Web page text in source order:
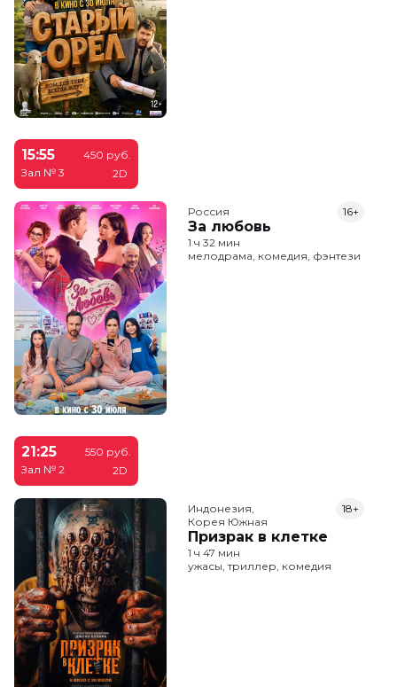
15:55
Зал № 3
450 руб.
2D
Россия
За любовь
16+
1 ч 32 мин
мелодрама, комедия, фэнтези
21:25
Зал № 2
550 руб.
2D
Индонезия,
Корея Южная
Призрак в клетке
18+
1 ч 47 мин
ужасы, триллер, комедия